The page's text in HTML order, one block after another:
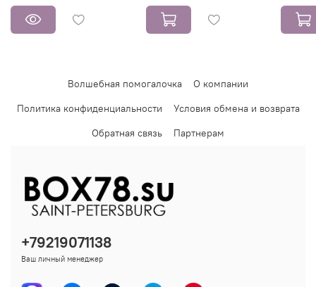
Волшебная помогалочка
О компании
Политика конфиденциальности
Условия обмена и возврата
Обратная связь
Партнерам
+79219071138
Ваш личный менеджер